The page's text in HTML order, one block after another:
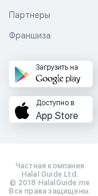
Партнеры
Франшиза
Загрузить на
Доступно в
App Store
Частная компания
Halal Guide Ltd.
© 2018 HalalGuide.me
Все права защищены.